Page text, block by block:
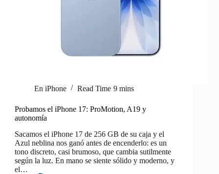
En iPhone Read Time 9 mins
Probamos el iPhone 17: ProMotion, A19 y
autonomía
Sacamos el iPhone 17 de 256 GB de su caja y el
Azul neblina nos ganó antes de encenderlo: es un
tono discreto, casi brumoso, que cambia sutilmente
según la luz. En mano se siente sólido y moderno, y
el…